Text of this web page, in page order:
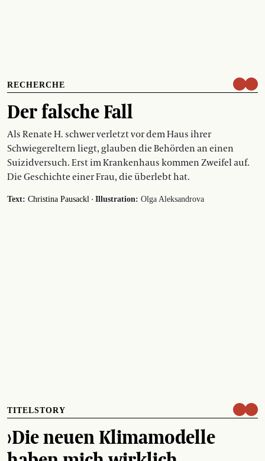
RECHERCHE
Der falsche Fall
Als Renate H. schwer verletzt vor dem Haus ihrer
Schwiegereltern liegt, glauben die Behörden an einen
Suizidversuch. Erst im Krankenhaus kommen Zweifel auf.
Die Geschichte einer Frau, die überlebt hat.
Text: Christina Pausackl · Illustration: Olga Aleksandrova
TITELSTORY
›Die neuen Klimamodelle